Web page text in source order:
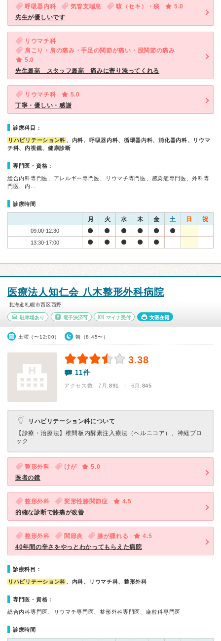
呼吸器内科 気管支喘息 咳（セキ）・痰
5.0
先生が優しいです
リウマチ科
肩こり・肩の痛み・手足の関節が痛い・股関節の痛み
5.0
先生最高 スタッフ最高 痛みに寄り添ってくれる
リウマチ科
5.0
丁寧・優しい・感謝
診療科目：
リハビリテーション科 、内科、呼吸器内科、循環器内科、消化器内科、リウマ
チ科、内視鏡、健康診断
専門医・資格：
総合内科専門医、アレルギー専門医、リウマチ専門医、感染症専門医、外科専
門医、内…
診療時間
月 火 水 木 金 土 日 祝
09:00-12:30
13:30-17:00
医療法人知仁会 八木整形外科病院
北海道札幌市西区西野
駐車場あり 電子決済可 マイナ受付 女医在籍
土曜（〜12:00） 朝（8:45〜）
3.38
11件
アクセス数 7月:891 | 6月:845
リハビリテーション科について
【診療・治療法】 椎間板内酵素注入療法（ヘルニコア）、神経ブロ
ック
整形外科 けが
5.0
医者の鏡
整形外科 変形性膝関節症
4.5
的確な診断で膝痛が改善
整形外科 関節炎 膝が腫れる
4.5
40年間の辛さをやっとわかってもらえた病院
診療科目：
リハビリテーション科 、内科、リウマチ科、整形外科
専門医・資格：
総合内科専門医、リウマチ専門医、整形外科専門医、麻酔科専門医
診療時間